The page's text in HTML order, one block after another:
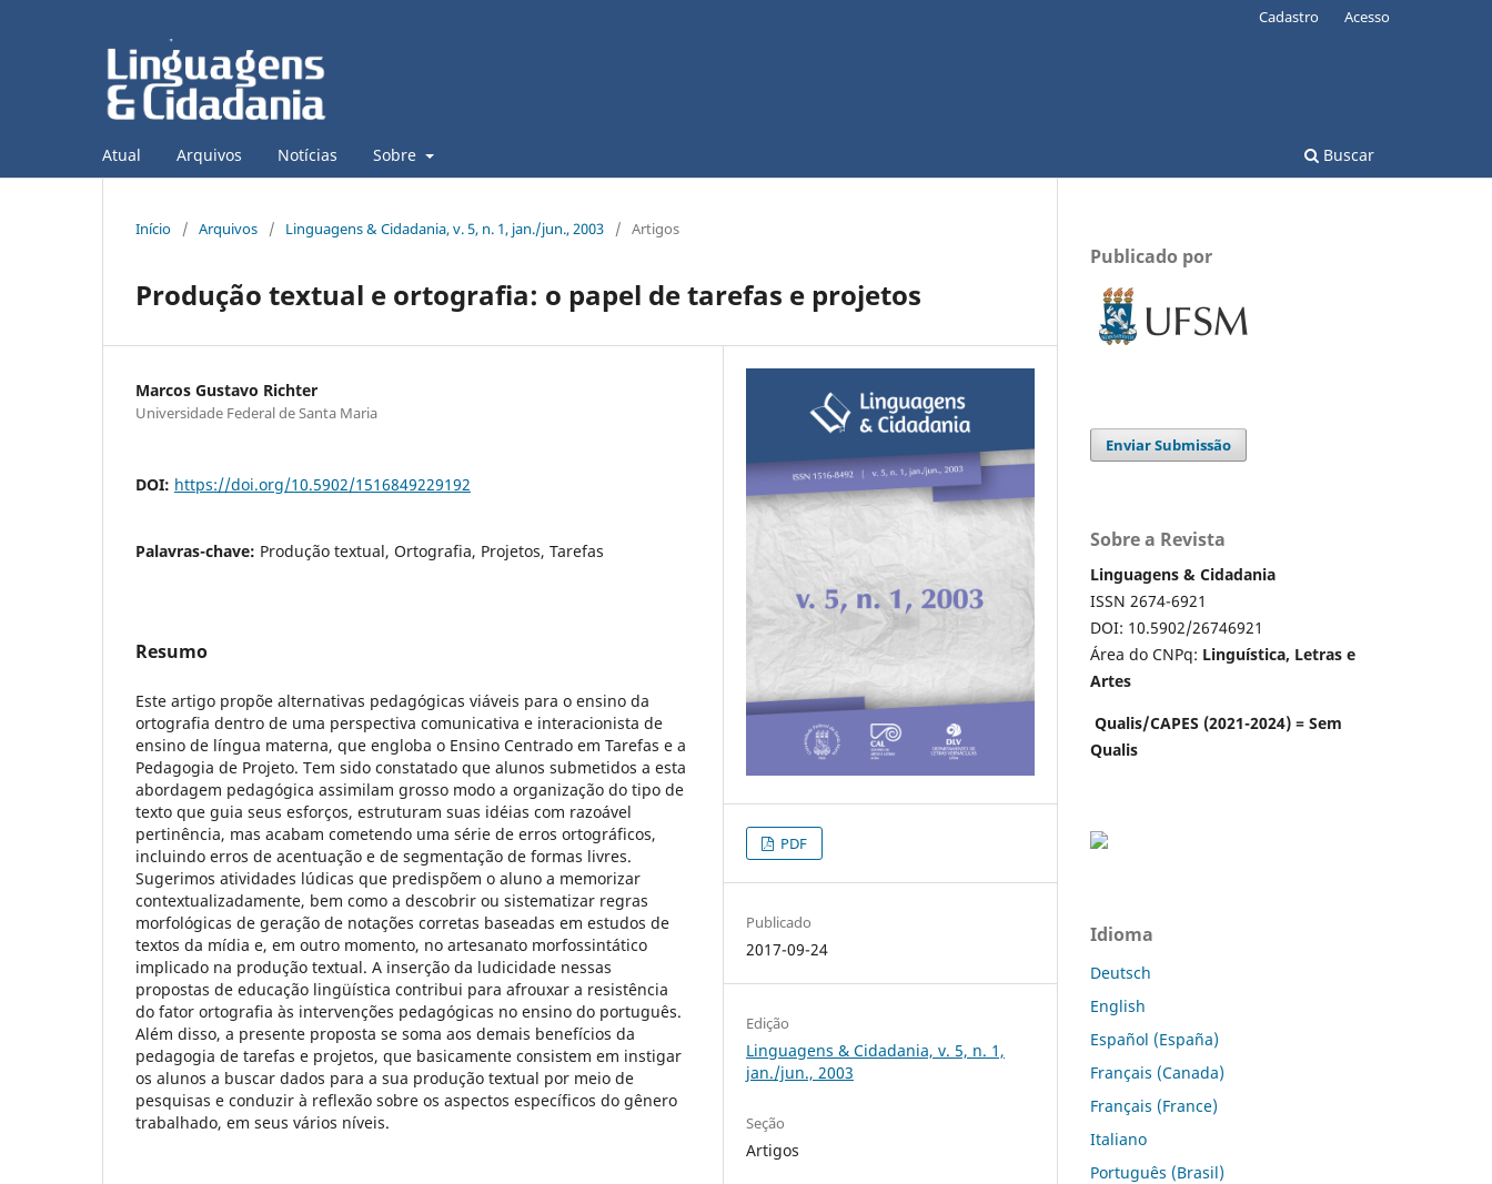
Atual Arquivos Notícias Sobre Buscar
Cadastro Acesso
Início / Arquivos / Linguagens & Cidadania, v. 5, n. 1, jan./jun., 2003 / Artigos
Produção textual e ortografia: o papel de tarefas e projetos
Marcos Gustavo Richter
Universidade Federal de Santa Maria
DOI: https://doi.org/10.5902/1516849229192
Palavras-chave: Produção textual, Ortografia, Projetos, Tarefas
Resumo
Este artigo propõe alternativas pedagógicas viáveis para o ensino da
ortografia dentro de uma perspectiva comunicativa e interacionista de
ensino de língua materna, que engloba o Ensino Centrado em Tarefas e a
Pedagogia de Projeto. Tem sido constatado que alunos submetidos a esta
abordagem pedagógica assimilam grosso modo a organização do tipo de
texto que guia seus esforços, estruturam suas idéias com razoável
pertinência, mas acabam cometendo uma série de erros ortográficos,
incluindo erros de acentuação e de segmentação de formas livres.
Sugerimos atividades lúdicas que predispõem o aluno a memorizar
contextualizadamente, bem como a descobrir ou sistematizar regras
morfológicas de geração de notações corretas baseadas em estudos de
textos da mídia e, em outro momento, no artesanato morfossintático
implicado na produção textual. A inserção da ludicidade nessas
propostas de educação lingüística contribui para afrouxar a resistência
do fator ortografia às intervenções pedagógicas no ensino do português.
Além disso, a presente proposta se soma aos demais benefícios da
pedagogia de tarefas e projetos, que basicamente consistem em instigar
os alunos a buscar dados para a sua produção textual por meio de
pesquisas e conduzir à reflexão sobre os aspectos específicos do gênero
trabalhado, em seus vários níveis.
PDF
Publicado
2017-09-24
Edição
Linguagens & Cidadania, v. 5, n. 1,
jan./jun., 2003
Seção
Artigos
Publicado por
Enviar Submissão
Sobre a Revista
Linguagens & Cidadania
ISSN 2674-6921
DOI: 10.5902/26746921
Área do CNPq: Linguística, Letras e
Artes
Qualis/CAPES (2021-2024) = Sem
Qualis
Idioma
Deutsch
English
Español (España)
Français (Canada)
Français (France)
Italiano
Português (Brasil)